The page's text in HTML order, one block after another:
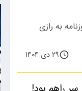
به رازی
۲۹ دی ۱۴۰۴